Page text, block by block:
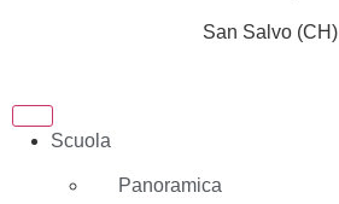
San Salvo (CH)
Scuola
Panoramica